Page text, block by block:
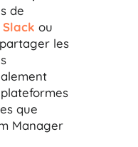
de
Slack ou
les
que
Manager